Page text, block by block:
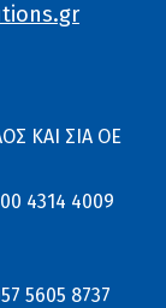
ΚΑΙ ΣΙΑ ΟΕ
4314 4009
5605 8737